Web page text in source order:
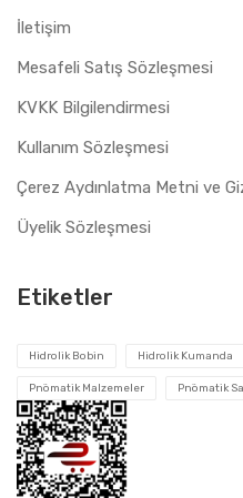
İletişim
Mesafeli Satış Sözleşmesi
KVKK Bilgilendirmesi
Kullanım Sözleşmesi
Çerez Aydınlatma Metni ve
Üyelik Sözleşmesi
Etiketler
Hidrolik Bobin Hidrolik Kumanda
Pnömatik Malzemeler Pnömatik